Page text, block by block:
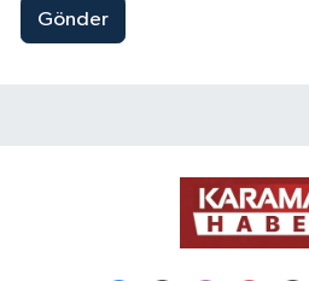
Gönder